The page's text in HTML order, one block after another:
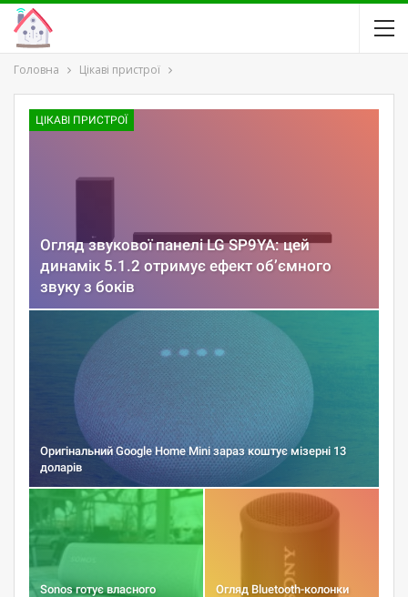
Головна Цікаві пристрої
ЦІКАВІ ПРИСТРОЇ
Огляд звукової панелі LG SP9YA: цей
динамік 5.1.2 отримує ефект об’ємного
звуку з боків
Оригінальний Google Home Mini зараз коштує мізерні 13
доларів
Sonos готує власного
Огляд Bluetooth-колонки